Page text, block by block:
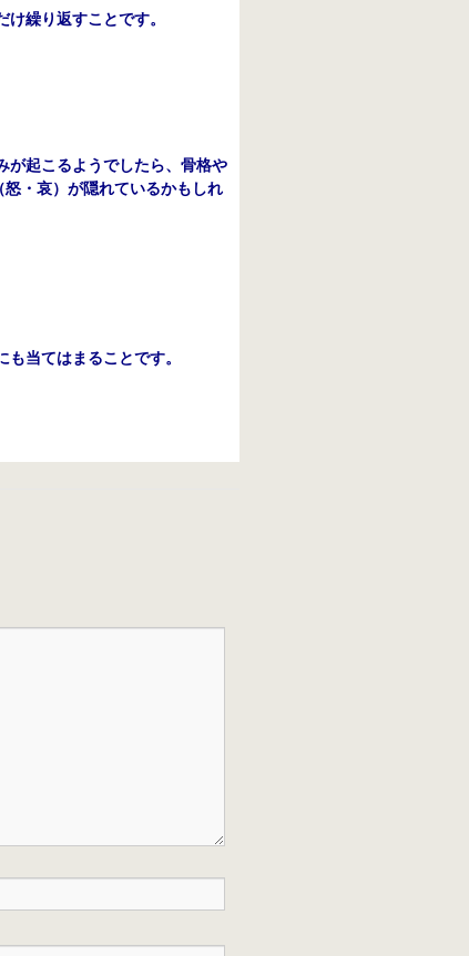
繰り返すことです。
が起こるようでしたら、骨格や
・哀）が隠れているかもしれ
当てはまることです。